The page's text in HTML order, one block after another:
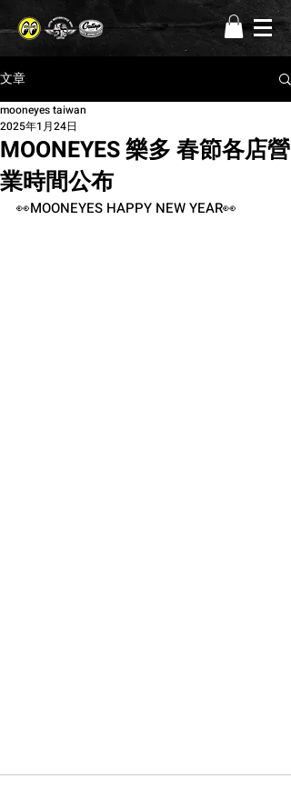
文章
MOONEYES 樂多 春節各店營
業時間公布
mooneyes taiwan
2025年1月24日
👀MOONEYES HAPPY NEW YEAR👀